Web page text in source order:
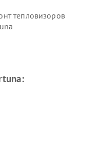
тепловизоров